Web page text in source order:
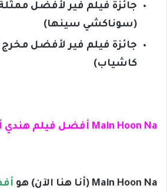
جائزة فيلم فير لأفضل
(سوناكشي سينها)
جائزة فيلم فير لأفضل
كاشياب)
Main Hoon Na أفضل فيلم هندي أكشن كوميدي
Main Hoon Na (أنا هنا الآن) هو